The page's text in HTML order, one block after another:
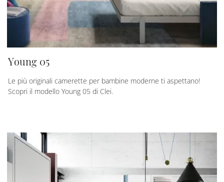
Young 05
Le più originali camerette per bambine moderne ti aspettano!
Scopri il modello Young 05 di Clei.